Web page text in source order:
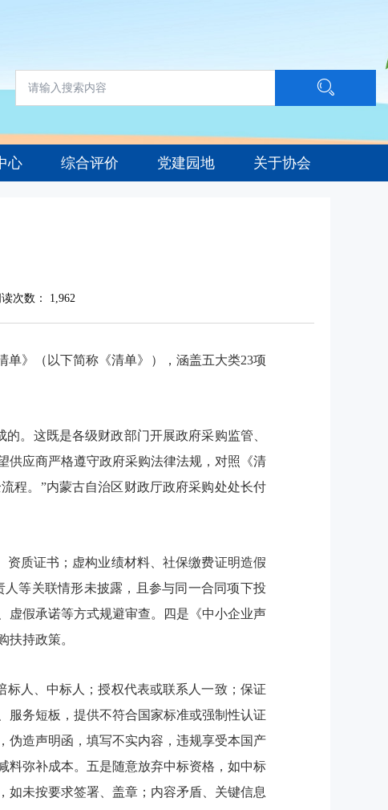
心 综合评价 党建园地 关于协会
次数： 1,962
》（以下简称《清单》），涵盖五大类23项
。这既是各级财政部门开展政府采购监管、
供应商严格遵守政府采购法律法规，对照《清
程。”内蒙古自治区财政厅政府采购处处长付
质证书；虚构业绩材料、社保缴费证明造假
等关联情形未披露，且参与同一合同项下投
虚假承诺等方式规避审查。四是《中小企业声
扶持政策。
人、中标人；授权代表或联系人一致；保证
服务短板，提供不符合国家标准或强制性认证
伪造声明函，填写不实内容，违规享受本国产
料弥补成本。五是随意放弃中标资格，如中标
如未按要求签署、盖章；内容矛盾、关键信息